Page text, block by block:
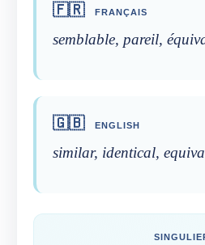
🇫🇷 FRANÇAIS
semblable, pareil,
🇬🇧 ENGLISH
similar, identical,